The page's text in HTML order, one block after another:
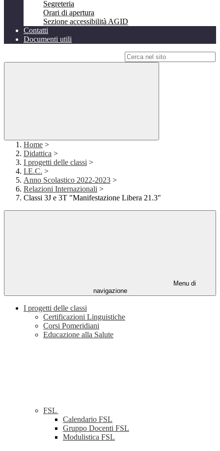
Segreteria
Orari di apertura
Sezione accessibilità AGID
Contatti
Documenti utili
Home >
Didattica >
I progetti delle classi >
I.E.C. >
Anno Scolastico 2022-2023 >
Relazioni Internazionali >
Classi 3J e 3T "Manifestazione Libera 21.3"
Menu di
navigazione
I progetti delle classi
Certificazioni Linguistiche
Corsi Pomeridiani
Educazione alla Salute
FSL
Calendario FSL
Gruppo Docenti FSL
Modulistica FSL